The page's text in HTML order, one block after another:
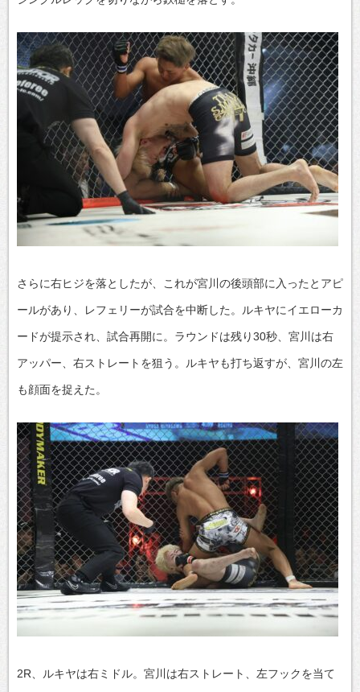
さらに右ヒジを落としたが、これが宮川の後頭部に入ったとアピ
ールがあり、レフェリーが試合を中断した。ルキヤにイエローカ
ードが提示され、試合再開に。ラウンドは残り30秒、宮川は右
アッパー、右ストレートを狙う。ルキヤも打ち返すが、宮川の左
も顔面を捉えた。
2R、ルキヤは右ミドル。宮川は右ストレート、左フックを当て